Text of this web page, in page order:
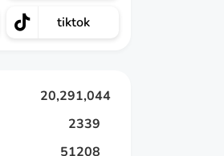
tiktok
20,291,044
2339
51208